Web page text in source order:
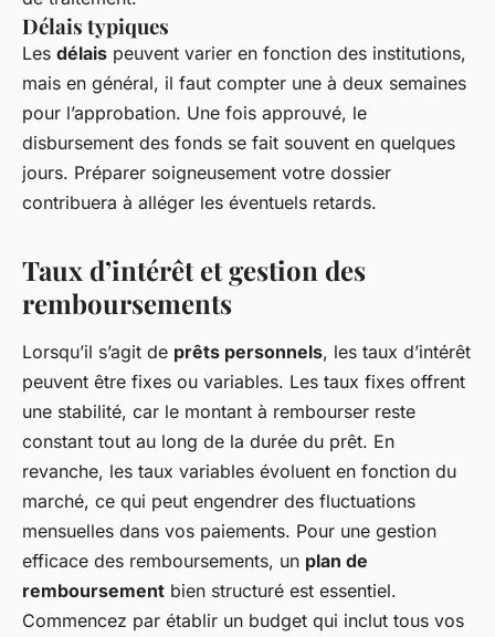
Délais typiques
Les délais peuvent varier en fonction des institutions,
mais en général, il faut compter une à deux semaines
pour l’approbation. Une fois approuvé, le
disbursement des fonds se fait souvent en quelques
jours. Préparer soigneusement votre dossier
contribuera à alléger les éventuels retards.
Taux d’intérêt et gestion des
remboursements
Lorsqu’il s’agit de prêts personnels, les taux d’intérêt
peuvent être fixes ou variables. Les taux fixes offrent
une stabilité, car le montant à rembourser reste
constant tout au long de la durée du prêt. En
revanche, les taux variables évoluent en fonction du
marché, ce qui peut engendrer des fluctuations
mensuelles dans vos paiements. Pour une gestion
efficace des remboursements, un plan de
remboursement bien structuré est essentiel.
Commencez par établir un budget qui inclut tous vos